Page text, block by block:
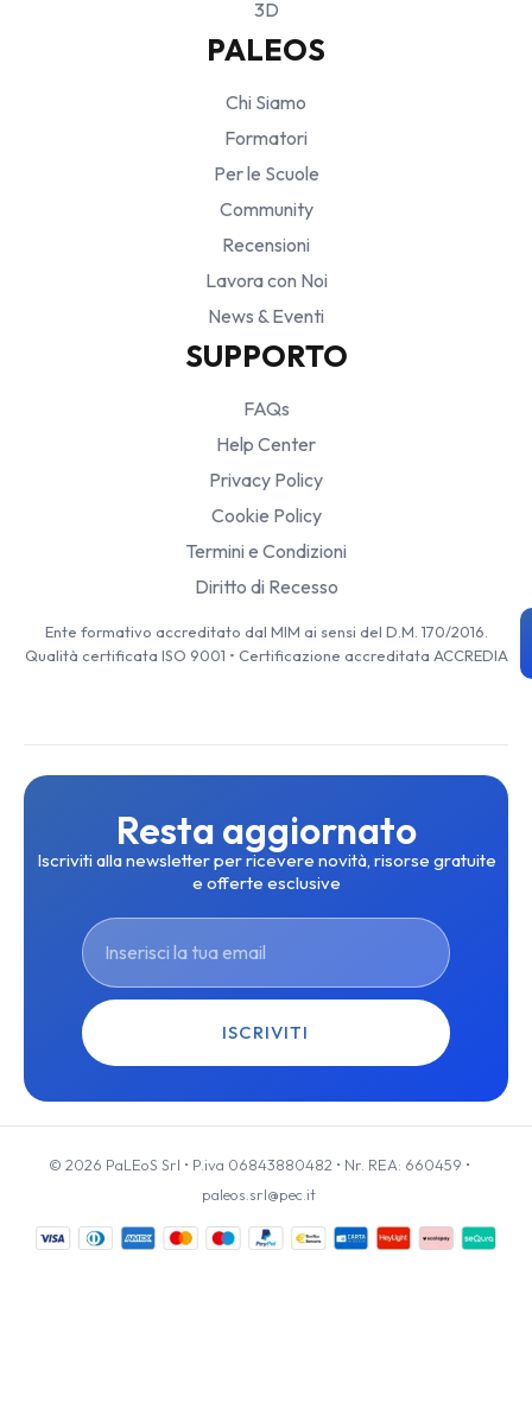
3D
PALEOS
Chi Siamo
Formatori
Per le Scuole
Community
Recensioni
Lavora con Noi
News & Eventi
SUPPORTO
FAQs
Help Center
Privacy Policy
Cookie Policy
Termini e Condizioni
Diritto di Recesso
Ente formativo accreditato dal MIM ai sensi del D.M. 170/2016.
Qualità certificata ISO 9001 • Certificazione accreditata ACCREDIA
Resta aggiornato
Iscriviti alla newsletter per ricevere novità, risorse gratuite
e offerte esclusive
ISCRIVITI
© 2026 PaLEoS Srl • P.iva 06843880482 • Nr. REA: 660459 •
paleos.srl@pec.it